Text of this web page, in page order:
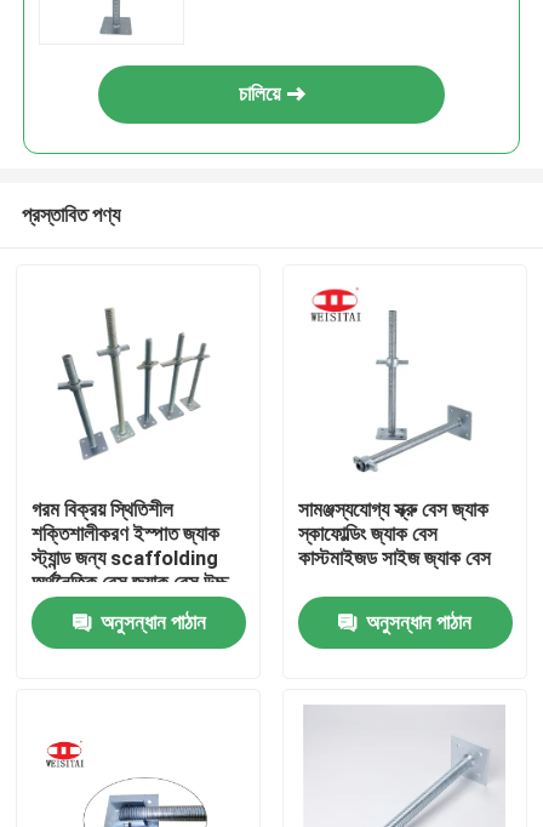
পণ্য
আমাদের সম্পর্কে
চালিয়ে
প্রস্তাবিত পণ্য
গরম বিক্রয় স্থিতিশীল
শক্তিশালীকরণ ইস্পাত জ্যাক
স্ট্যান্ড জন্য scaffolding
অর্থনৈতিক বেস জ্যাক বেস উচ্চ
সিঁড়ি scaffolding অংশ
অনুসন্ধান পাঠান
সামঞ্জস্যযোগ্য স্ক্রু বেস জ্যাক
স্কাফোল্ডিং জ্যাক বেস
কাস্টমাইজড সাইজ জ্যাক বেস
অনুসন্ধান পাঠান